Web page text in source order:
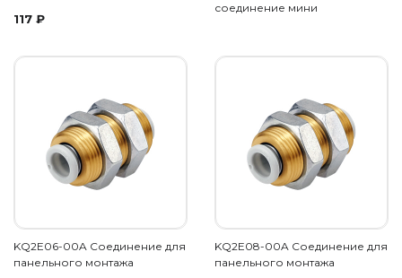
117 ₽
соединение мини
KQ2E06-00A Соединение для
панельного монтажа
KQ2E08-00A Соединение для
панельного монтажа